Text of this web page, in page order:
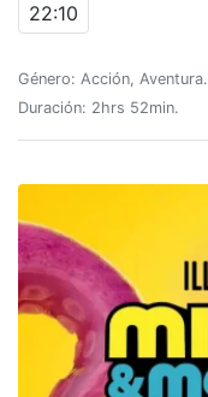
22:10
Género: Acción, Aventura.
Duración: 2hrs 52min.